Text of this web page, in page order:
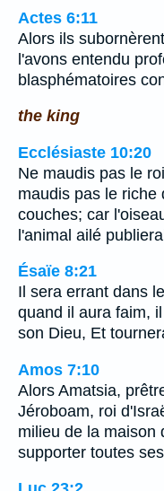
Actes 6:11
Alors ils
l'avons entendu
blasphématoires
the king
Ecclésiaste 10:20
Ne maudis pas le
maudis pas le riche
couches; car
l'animal ailé
Ésaïe 8:21
Il sera errant dans
quand il aura faim,
son Dieu, Et
Amos 7:10
Alors Amatsia,
Jéroboam, roi
milieu de la maison
supporter toutes